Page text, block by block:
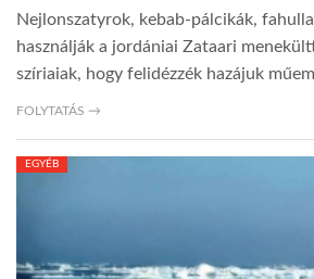
Nejlonszatyrok, kebab-pálcikák,
használják a jordániai Zataari
szíriaiak, hogy felidézzék hazájuk
FOLYTATÁS →
EGYÉB